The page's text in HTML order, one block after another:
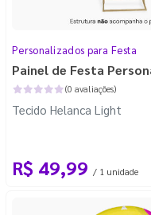
Personalizados para Festa
Painel de Festa
(0 avaliações)
Tecido Helanca Light
R$ 49,99 / 1 unidade